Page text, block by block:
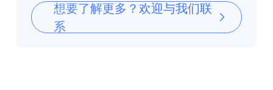
想要了解更多？欢迎与我们联
系